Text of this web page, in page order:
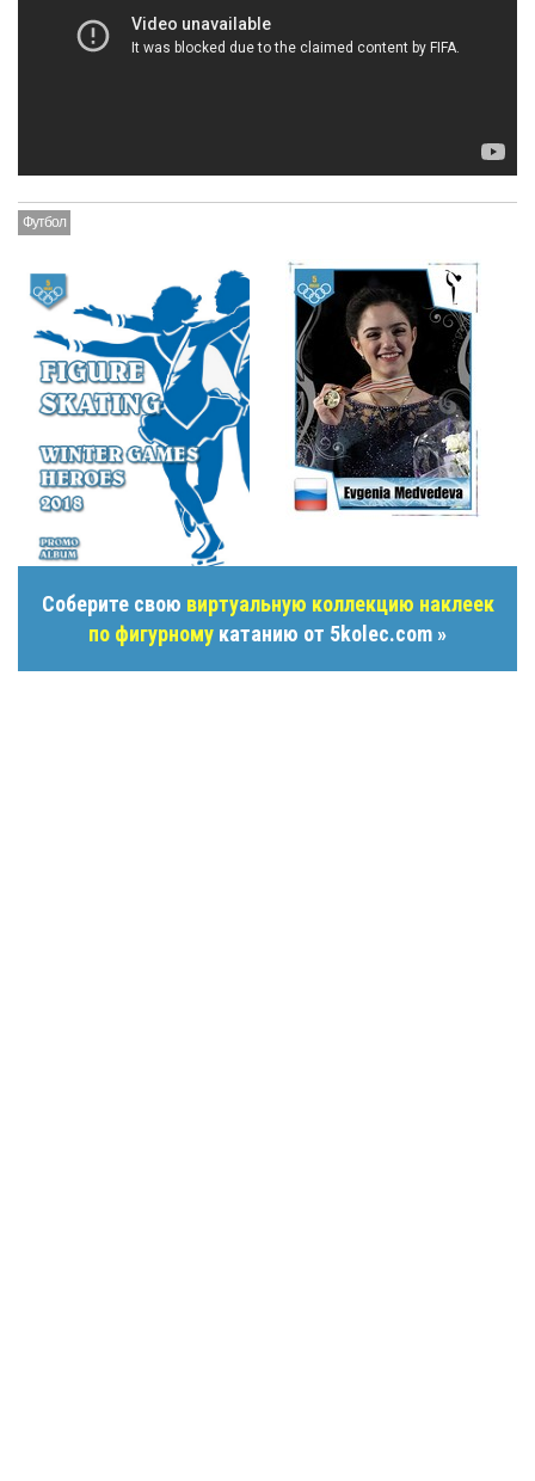
Футбол
Соберите свою виртуальную коллекцию наклеек
по фигурному катанию от 5kolec.com »